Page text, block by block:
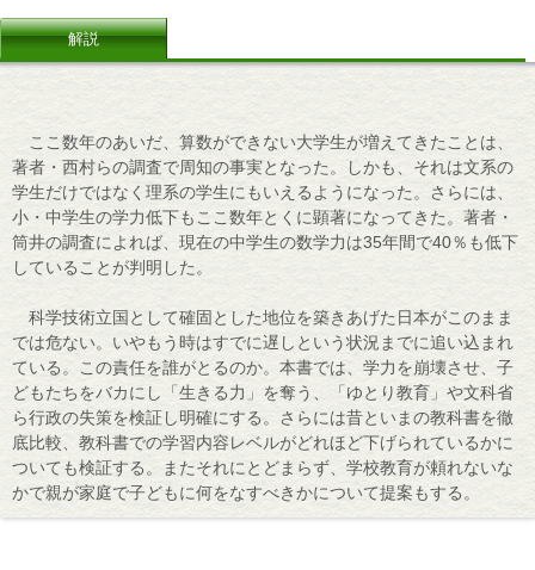
解説
ここ数年のあいだ、算数ができない大学生が増えてきたことは、
著者・西村らの調査で周知の事実となった。しかも、それは文系の
学生だけではなく理系の学生にもいえるようになった。さらには、
小・中学生の学力低下もここ数年とくに顕著になってきた。著者・
筒井の調査によれば、現在の中学生の数学力は35年間で40％も低下
していることが判明した。
科学技術立国として確固とした地位を築きあげた日本がこのまま
では危ない。いやもう時はすでに遅しという状況までに追い込まれ
ている。この責任を誰がとるのか。本書では、学力を崩壊させ、子
どもたちをバカにし「生きる力」を奪う、「ゆとり教育」や文科省
ら行政の失策を検証し明確にする。さらには昔といまの教科書を徹
底比較、教科書での学習内容レベルがどれほど下げられているかに
ついても検証する。またそれにとどまらず、学校教育が頼れないな
かで親が家庭で子どもに何をなすべきかについて提案もする。